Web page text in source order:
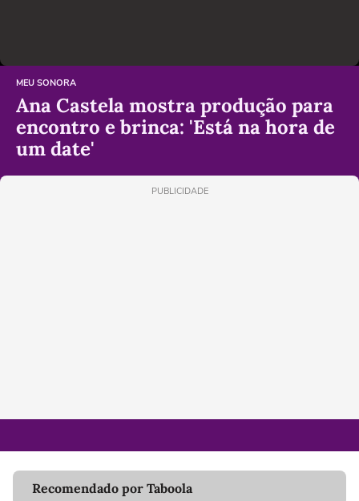
MEU SONORA
Ana Castela mostra produção para
encontro e brinca: 'Está na hora de
um date'
PUBLICIDADE
Recomendado por Taboola